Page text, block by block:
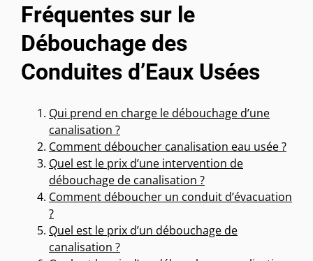
Fréquentes sur le
Débouchage des
Conduites d’Eaux Usées
Qui prend en charge le débouchage d’une
canalisation ?
Comment déboucher canalisation eau usée ?
Quel est le prix d’une intervention de
débouchage de canalisation ?
Comment déboucher un conduit d’évacuation
?
Quel est le prix d’un débouchage de
canalisation ?